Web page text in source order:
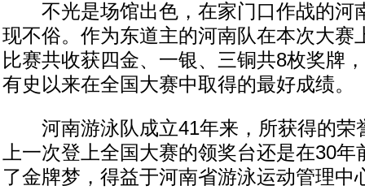
不光是场馆出色，在家门口作战的河
现不俗。作为东道主的河南队在本次大赛
比赛共收获四金、一银、三铜共8枚奖牌
有史以来在全国大赛中取得的最好成绩。
河南游泳队成立41年来，所获得的荣
上一次登上全国大赛的领奖台还是在30
了金牌梦，得益于河南省游泳运动管理中